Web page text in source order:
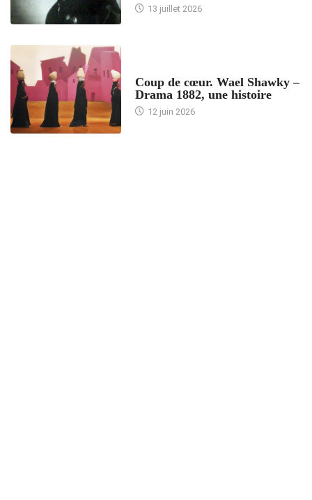
13 juillet 2026
Coup de cœur. Wael Shawky –
Drama 1882, une histoire
12 juin 2026